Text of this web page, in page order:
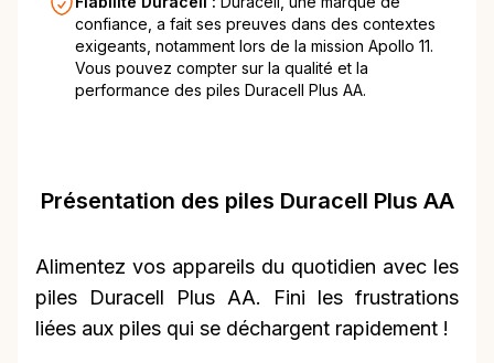
confiance, a fait ses preuves dans des contextes
exigeants, notamment lors de la mission Apollo 11.
Vous pouvez compter sur la qualité et la
performance des piles Duracell Plus AA.
Présentation des piles Duracell Plus AA
Alimentez vos appareils du quotidien avec les
piles Duracell Plus AA. Fini les frustrations
liées aux piles qui se déchargent rapidement !